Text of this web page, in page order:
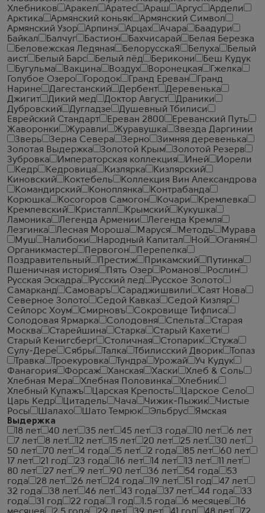
Хлебников
Аракел Аратес Араш Аргус
Ардели
Арктика
Армянский коньяк
Армянский Символ
Армянский Узор
Арпинэ Арцах Ачара
Баадури
Байкал
Балчуг Бастион Бахчисарай
Белая Березка
Беловежская Ледяная
БелорусскаЯ Белуха
Белый
аист
Белый Барс Белый лёд Берикони
Беш Кудук
Бугульма
Вакцина Воздух Воронецкая
Гжелка
Голубое Озеро
Городок Гранд Ереван
Гранд
Нарине
Дагестанский Дербент
Деревенька
Джигит
Дикий мед Доктор Август
Драники
Дубровский
Дугладзе
Душевный Тбилиси
Еврейский Стандарт
Ереван 2800
Ереванский Путь
Жаворонки
Журавли Журавушка
Звезда Даргинии
Зверь
Зерна Севера Зерно
Зимняя деревенька
Золотая Выдержка
Золотой Крым
Золотой Резерв
Зубровка
Императорская коллекция Иней
Иорели
Кедр
Кедровица Кизлярка
Кизлярский
Киновский
Коктебель
Коллекция Вин Александрова
Командирский
Коноплянка
Контрабанда
Корюшка
Косогоров Самогон Кочари
Кремлевка
Кремлевский
Кристалл Крымский
Кукушка
Ламоника
Легенда Армении
Легенда Кремля
Лезгинка
Лесная Мороша Маруся Методъ
Мурава
Муш
Налибоки Народный Капитал Ной
Оганян
Органикмастер
Первогон
Перепелка
Поздравительный
Престиж Прикамский
Путинка
Пшеничная история
Пять Озер Романов
Рослин
Русская Эскадра
Русский лед
Русское Золото
Самарканд
Самоваръ Сараджишвили
Саят Нова
Северное Золото
Седой Кавказ
Седой Кизляр
Сейлорс Хоум
Смирновъ
Сокровище Тифлиса
Солодовая Ярмарка
Солодовня Спельта
Старая
Москва
Старейшина Старка
Старый Кахети
Старый Кенигсберг
Столичная Стопарик
Стужа
Сулу-Дере
Сябры Талка Тбилисский Дворик
Топаз
Травка
Троекуровка Тундра Урожай
Уч Кудук
Фанагория
Форсаж Ханская Хаски
Хлеб & Соль
Хлебная Мера
Хлебная Половинка
Хлебник
Хлебный Купажъ
Царская Крепость
Царское Село
Царь Кедр
Цитадель Чача Чижик-Пыжик
Чистые
Росы
Шалахо Шато Темрюк Эльбрус
Ямская
Выдержка
18 лет
40 лет 35 лет 45 лет 3 года 10 лет
6 лет
7 лет
8 лет 12 лет 15 лет 20 лет 25 лет
30 лет
50 лет
70 лет 4 года 5 лет 2 года 85 лет
60 лет
17 лет
21 год 23 года 16 лет 14 лет 13 лет
11 лет
80 лет
27 лет 9 лет 90 лет 36 лет 54 года
53
года
28 лет 26 лет 24 года 19 лет 51 год
47 лет
32 года
38 лет 46 лет 43 года 37 лет 44 года
33
года
31 год 22 года 1 год 1.5 года 6 месяцев
16